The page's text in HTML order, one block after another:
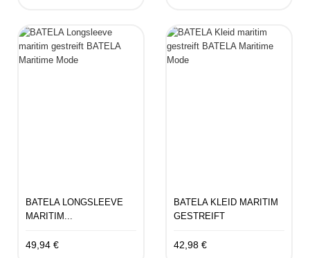
BATELA LONGSLEEVE
MARITIM...
49,94 €
BATELA KLEID MARITIM
GESTREIFT
42,98 €